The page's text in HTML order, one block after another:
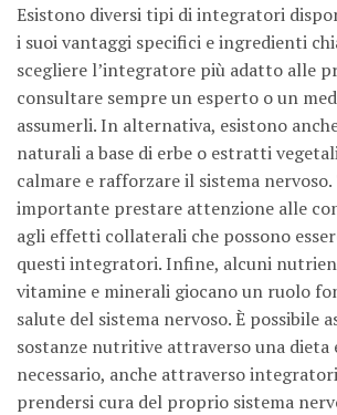
Esistono diversi tipi di integratori
i suoi vantaggi specifici e ingredienti
scegliere l’integratore più adatto alle
consultare sempre un esperto o un
assumerli. In alternativa, esistono
naturali a base di erbe o estratti
calmare e rafforzare il sistema
importante prestare attenzione alle
agli effetti collaterali che possono
questi integratori. Infine, alcuni
vitamine e minerali giocano un ruolo
salute del sistema nervoso. È possibile
sostanze nutritive attraverso una dieta
necessario, anche attraverso
prendersi cura del proprio sistema